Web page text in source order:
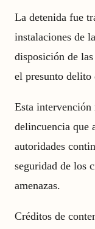
La detenida fue
instalaciones de
disposición de
el presunto delito
Esta intervención
delincuencia que
autoridades
seguridad de los
amenazas.
Créditos de